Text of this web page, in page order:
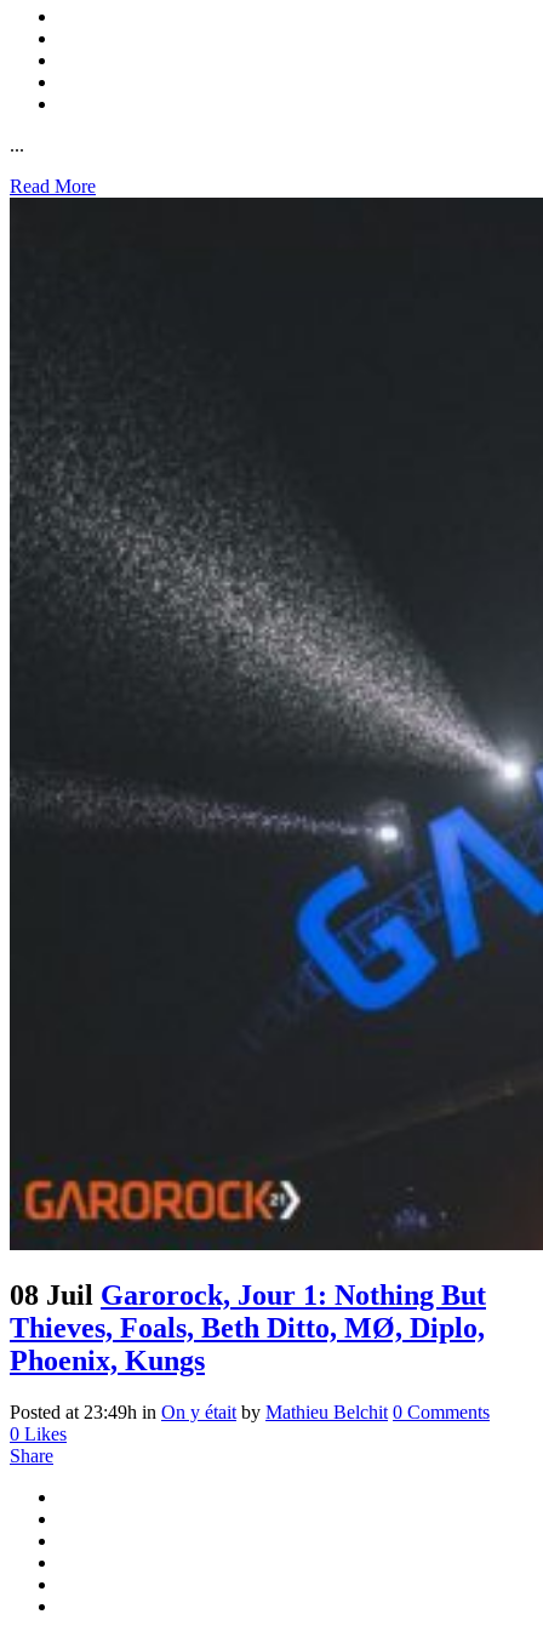
...
Read More
08 Juil Garorock, Jour 1: Nothing But
Thieves, Foals, Beth Ditto, MØ, Diplo,
Phoenix, Kungs
Posted at 23:49h in On y était by Mathieu Belchit 0 Comments
0 Likes
Share